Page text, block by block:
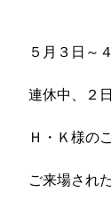
５月３日～
連休中、２
Ｈ・Ｋ様の
ご来場され